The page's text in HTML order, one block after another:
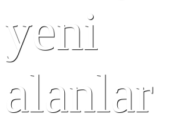
yeni
alanlar